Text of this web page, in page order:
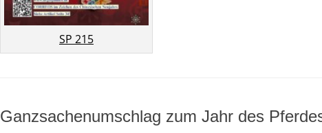
SP 215
Ganzsachenumschlag zum Jahr des